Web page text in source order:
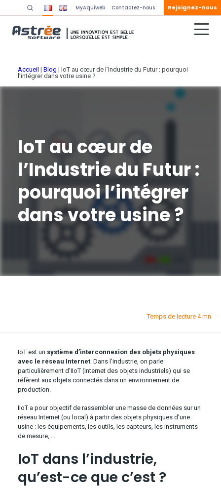
MyAquiweb Contactez-nous Rejoignez-nous
Accueil | Blog | IoT au cœur de l’Industrie du Futur : pourquoi
l’intégrer dans votre usine ?
IoT au cœur de
l’Industrie du Futur :
pourquoi l’intégrer
dans votre usine ?
Temps de lecture 4 mn
IoT est un système d’interconnexion des objets physiques
avec le réseau Internet. Dans l’industrie, on parle
particulièrement d’IIoT (Internet des objets industriels) qui se
réfèrent aux objets connectés dans un environnement de
production.
IIoT a pour objectif de rassembler une masse de données sur un
réseau Internet (ou local) à partir des objets physiques d’une
usine : les équipements, les outils, les capteurs, les instruments
de mesure, …
IoT dans l’industrie,
qu’est-ce que c’est ?